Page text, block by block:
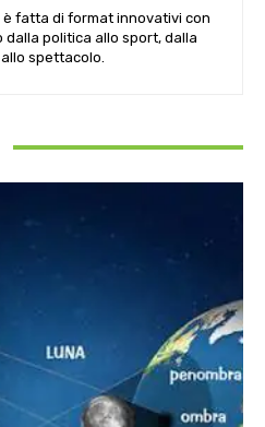
fatta di format innovativi con
politica allo sport, dalla
spettacolo.